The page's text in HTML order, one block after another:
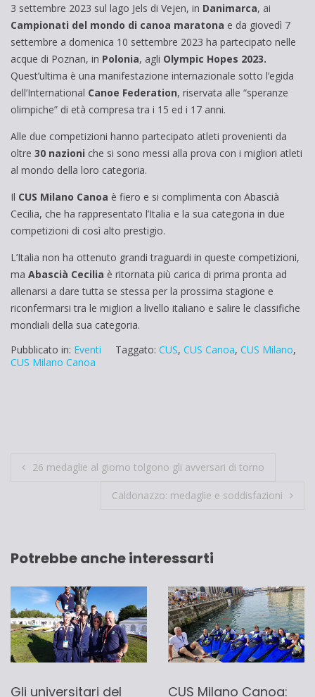
3 settembre 2023 sul lago Jels di Vejen, in Danimarca, ai
Campionati del mondo di canoa maratona e da giovedì 7
settembre a domenica 10 settembre 2023 ha partecipato nelle
acque di Poznan, in Polonia, agli Olympic Hopes 2023.
Quest’ultima è una manifestazione internazionale sotto l’egida
dell’International Canoe Federation, riservata alle “speranze
olimpiche” di età compresa tra i 15 ed i 17 anni.
Alle due competizioni hanno partecipato atleti provenienti da
oltre 30 nazioni che si sono messi alla prova con i migliori atleti
al mondo della loro categoria.
Il CUS Milano Canoa è fiero e si complimenta con Abascià
Cecilia, che ha rappresentato l’Italia e la sua categoria in due
competizioni di così alto prestigio.
L’Italia non ha ottenuto grandi traguardi in queste competizioni,
ma Abascià Cecilia è ritornata più carica di prima pronta ad
allenarsi a dare tutta se stessa per la prossima stagione e
riconfermarsi tra le migliori a livello italiano e salire le classifiche
mondiali della sua categoria.
Pubblicato in: Eventi Taggato: CUS, CUS Canoa, CUS Milano,
CUS Milano Canoa
Navigazione
26 medaglie al giorno tolgono gli avversari di torno
Caldonazzo: medaglie e soddisfazioni
Potrebbe anche interessarti
Gli universitari del CUS Milano Canoa: